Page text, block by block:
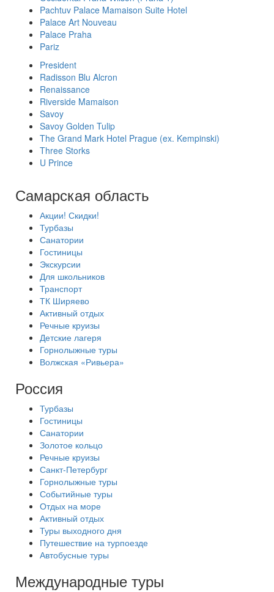
Pachtuv Palace Mamaison Suite Hotel
Palace Art Nouveau
Palace Praha
Pariz
President
Radisson Blu Alcron
Renaissance
Riverside Mamaison
Savoy
Savoy Golden Tulip
The Grand Mark Hotel Prague (ex. Kempinski)
Three Storks
U Prince
Самарская область
Акции! Скидки!
Турбазы
Санатории
Гостиницы
Экскурсии
Для школьников
Транспорт
ТК Ширяево
Активный отдых
Речные круизы
Детские лагеря
Горнолыжные туры
Волжская «Ривьера»
Россия
Турбазы
Гостиницы
Санатории
Золотое кольцо
Речные круизы
Санкт-Петербург
Горнолыжные туры
Событийные туры
Отдых на море
Активный отдых
Туры выходного дня
Путешествие на турпоезде
Автобусные туры
Международные туры